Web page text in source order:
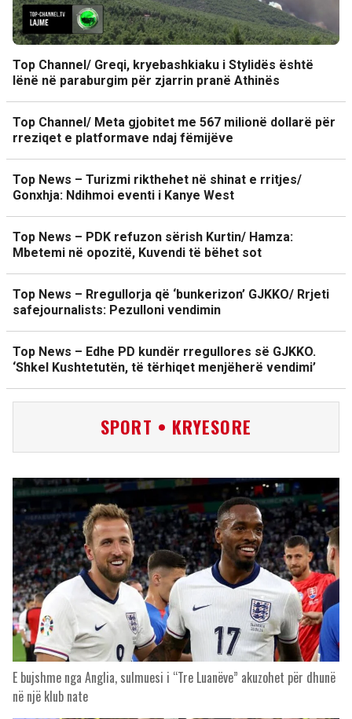
Top Channel/ Greqi, kryebashkiaku i Stylidës është
lënë në paraburgim për zjarrin pranë Athinës
Top Channel/ Meta gjobitet me 567 milionë dollarë për
rreziqet e platformave ndaj fëmijëve
Top News – Turizmi rikthehet në shinat e rritjes/
Gonxhja: Ndihmoi eventi i Kanye West
Top News – PDK refuzon sërish Kurtin/ Hamza:
Mbetemi në opozitë, Kuvendi të bëhet sot
Top News – Rregullorja që ‘bunkerizon’ GJKKO/ Rrjeti
safejournalists: Pezulloni vendimin
Top News – Edhe PD kundër rregullores së GJKKO.
‘Shkel Kushtetutën, të tërhiqet menjëherë vendimi’
SPORT • KRYESORE
E bujshme nga Anglia, sulmuesi i “Tre Luanëve” akuzohet për dhunë
në një klub nate